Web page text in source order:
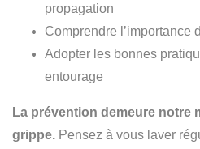
propagation
Comprendre l’importance
Adopter les bonnes
entourage
La prévention demeure notre
grippe. Pensez à vous laver